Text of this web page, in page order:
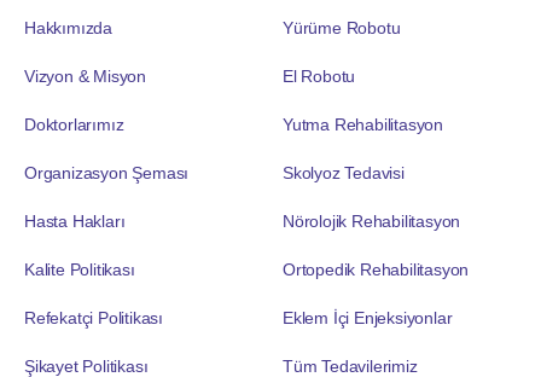
Hakkımızda
Vizyon & Misyon
Doktorlarımız
Organizasyon Şeması
Hasta Hakları
Kalite Politikası
Refekatçi Politikası
Şikayet Politikası
Yürüme Robotu
El Robotu
Yutma Rehabilitasyon
Skolyoz Tedavisi
Nörolojik Rehabilitasyon
Ortopedik Rehabilitasyon
Eklem İçi Enjeksiyonlar
Tüm Tedavilerimiz